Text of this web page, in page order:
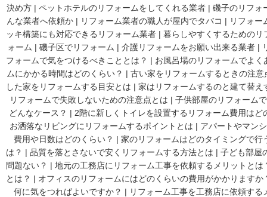
決め方 | ペットホテルのリフォームをしてくれる業者 | 磯子のリフォ
んな業者へ依頼か | リフォーム業者の職人が屋内でタバコ | リフォー
ッキ構築にも対応できるリフォーム業者 | 暮らしやすくするためのリ
ォーム | 磯子区でリフォーム | 介護リフォームをお願い出来る業者 |
フォームで気をつけるべきこととは？ | お風呂場のリフォームでよく
ムにかかる時間はどのくらい？ | 古い家をリフォームするときの注意
した家をリフォームする目安とは | 家はリフォームするのと建て替
リフォームで失敗しないための注意点とは | 子供部屋のリフォーム
どんなケース？ | 2階に新しくトイレを設置するリフォーム費用はど
お洒落なリビングにリフォームするポイントとは | アパートやマン
費用や日数はどのくらい？ | 家のリフォームはどのタイミングで行
は？ | 品質を落とさないで安くリフォームする方法とは | 子ども部屋
問題ない？ | 地元の工務店にリフォーム工事を依頼するメリットとは
とは？ | オフィスのリフォームにはどのくらいの費用がかかりますか
何に気をつればよいですか？ | リフォーム工事を工務店に依頼す